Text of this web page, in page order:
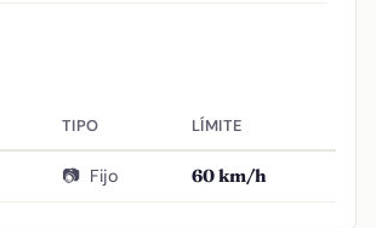
TIPO LÍMITE
📷 Fijo 60 km/h